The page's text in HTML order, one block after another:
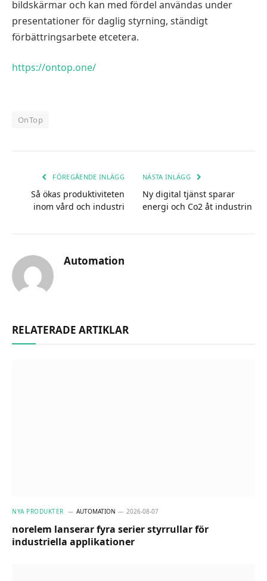
bildskärmar och kan med fördel användas under
presentationer för daglig styrning, ständigt
förbättringsarbete etcetera.
https://ontop.one/
OnTop
FÖREGÅENDE INLÄGG
Så ökas produktiviteten
inom vård och industri
NÄSTA INLÄGG
Ny digital tjänst sparar
energi och Co2 åt industrin
Automation
RELATERADE ARTIKLAR
NYA PRODUKTER AUTOMATION 2026-08-07
norelem lanserar fyra serier styrrullar för
industriella applikationer